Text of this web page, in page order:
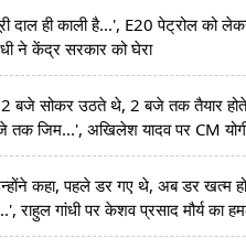
दाल ही काली है...', E20 पेट्रोल को
ने केंद्र सरकार को घेरा
बजे सोकर उठते थे, 2 बजे तक तैयार
तक जिम...', अखिलेश यादव पर CM
कहा, पहले डर गए थे, अब डर खत्म
राहुल गांधी पर केशव प्रसाद मौर्य का